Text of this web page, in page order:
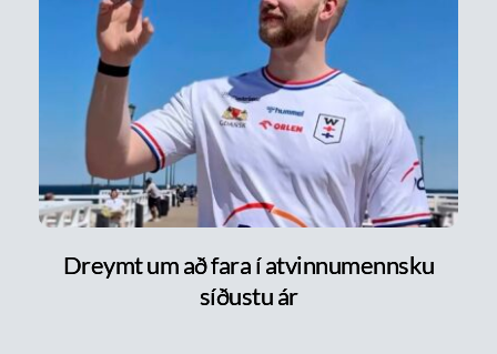
Dreymt um að fara í atvinnumennsku
síðustu ár